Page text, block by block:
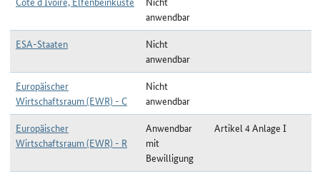
anwendbar
ESA-Staaten
Nicht
anwendbar
Europäischer
Wirtschaftsraum (EWR) - C
Nicht
anwendbar
Europäischer
Wirtschaftsraum (EWR) - R
Anwendbar
mit
Bewilligung
Artikel 4 Anlage I